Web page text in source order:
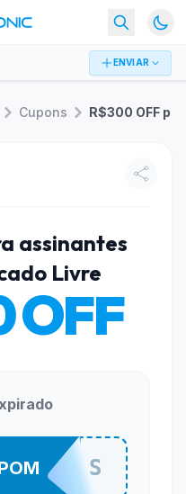
ENVIAR
Cupons
assinantes
Livre
OFF